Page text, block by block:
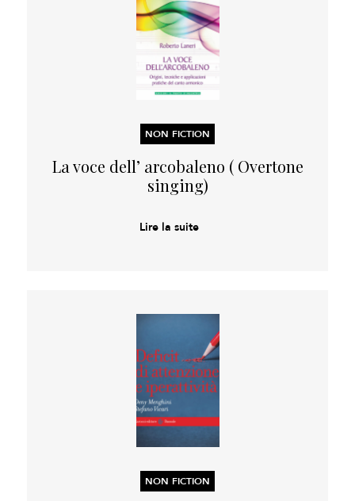
NON FICTION
La voce dell’ arcobaleno ( Overtone
singing)
Lire la suite
NON FICTION